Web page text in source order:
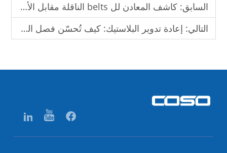
السابق: كاشف المعادن لل belts الناقلة مقابل الأنابيب: أيهما تختار؟
التالي: إعادة تدوير البلاستيك: كيف تُحسّن فصل المعادن من نقاء المواد